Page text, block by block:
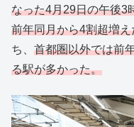
なった4月29日の午後3
前年同月から4割超増え
ち、 首都圏以外では前
る駅が多かった。